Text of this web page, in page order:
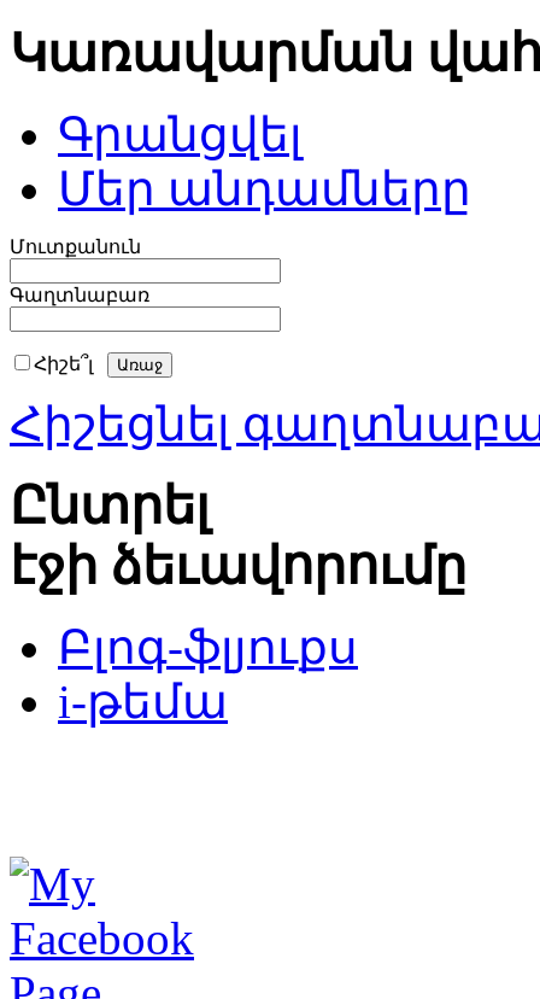
Կառավարման
Գրանցվել
Մեր անդամները
Մուտքանուն
Գաղտնաբառ
Հիշե՞լ
Հիշեցնել
Ընտրել
էջի ձեւավորումը
Բլոգ-ֆլյուքս
i-թեմա